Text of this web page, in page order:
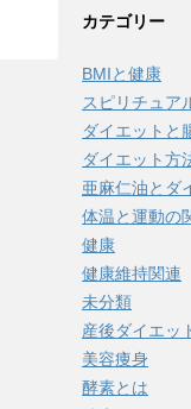
カテゴリー
BMIと健康
スピリチュア
ダイエットと
ダイエット方
亜麻仁油とダ
体温と運動の
健康
健康維持関連
未分類
産後ダイエッ
美容痩身
酵素とは